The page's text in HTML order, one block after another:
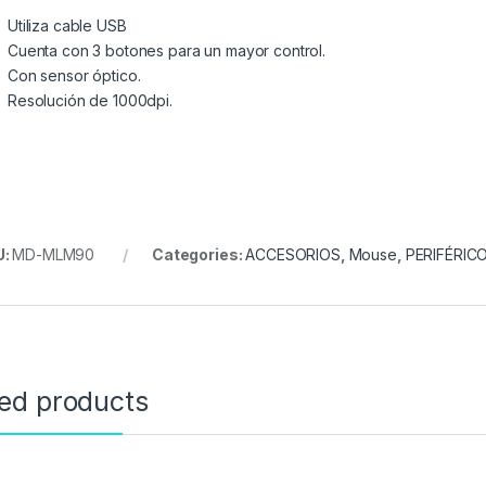
Utiliza cable USB
Cuenta con 3 botones para un mayor control.
Con sensor óptico.
Resolución de 1000dpi.
MD-MLM90 Categories:ACCESORIOS, Mouse,
products